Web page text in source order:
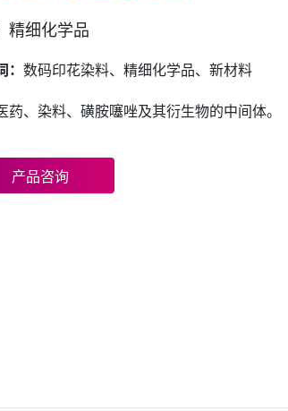
精细化学品
数码印花染料、精细化学品、新材料
药、染料、磺胺噻唑及其衍生物的中间体。
产品咨询